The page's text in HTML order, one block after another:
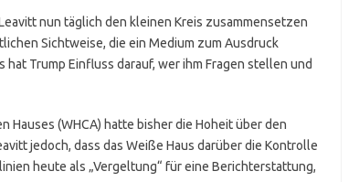
nun täglich den kleinen Kreis zusammensetzen
Sichtweise, die ein Medium zum Ausdruck
Trump Einfluss darauf, wer ihm Fragen stellen und
Hauses (WHCA) hatte bisher die Hoheit über den
jedoch, dass das Weiße Haus darüber die Kontrolle
heute als „Vergeltung“ für eine Berichterstattung,